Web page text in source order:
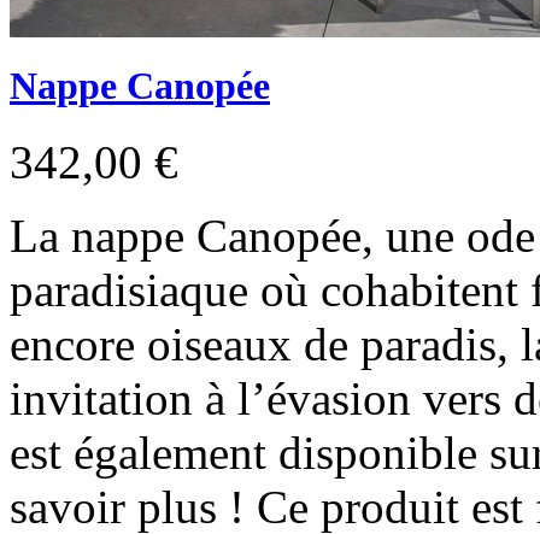
Nappe Canopée
342,00 €
La nappe Canopée, une
paradisiaque où cohabitent
encore oiseaux de paradis,
invitation à l’évasion vers
est également disponible
savoir plus ! Ce produit